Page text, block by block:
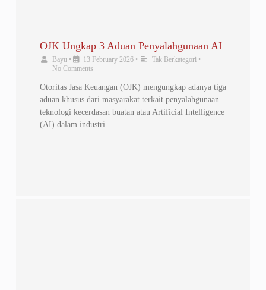
OJK Ungkap 3 Aduan Penyalahgunaan AI
Bayu • 13 February 2026 • Tak Berkategori •
No Comments
Otoritas Jasa Keuangan (OJK) mengungkap adanya tiga
aduan khusus dari masyarakat terkait penyalahgunaan
teknologi kecerdasan buatan atau Artificial Intelligence
(AI) dalam industri …